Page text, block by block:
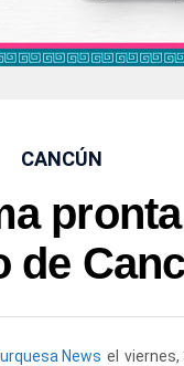
CANCÚN
de
News el viernes,